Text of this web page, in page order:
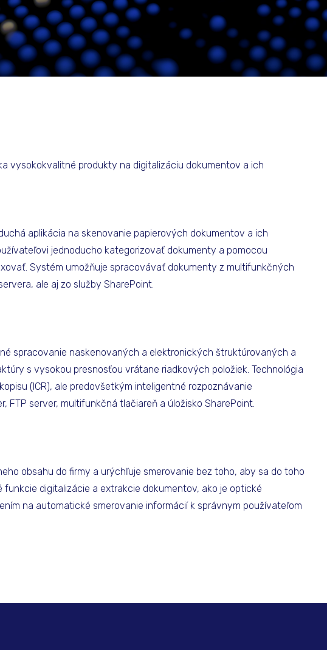
vysokokvalitné produkty na digitalizáciu dokumentov a ich
aplikácia na skenovanie papierových dokumentov a ich
jednoducho kategorizovať dokumenty a pomocou
Systém umožňuje spracovávať dokumenty z multifunkčných
ale aj zo služby SharePoint.
spracovanie naskenovaných a elektronických štruktúrovaných a
s vysokou presnosťou vrátane riadkových položiek. Technológia
(ICR), ale predovšetkým inteligentné rozpoznávanie
FTP server, multifunkčná tlačiareň a úložisko SharePoint.
obsahu do firmy a urýchľuje smerovanie bez toho, aby sa do toho
digitalizácie a extrakcie dokumentov, ako je optické
na automatické smerovanie informácií k správnym používateľom